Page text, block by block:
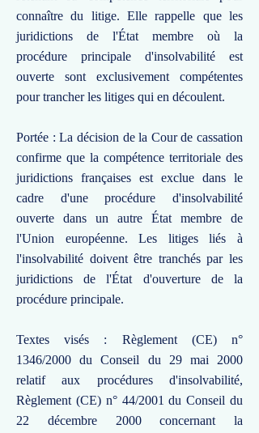
connaître du litige. Elle rappelle que les
juridictions de l'État membre où la
procédure principale d'insolvabilité est
ouverte sont exclusivement compétentes
pour trancher les litiges qui en découlent.
Portée : La décision de la Cour de cassation
confirme que la compétence territoriale des
juridictions françaises est exclue dans le
cadre d'une procédure d'insolvabilité
ouverte dans un autre État membre de
l'Union européenne. Les litiges liés à
l'insolvabilité doivent être tranchés par les
juridictions de l'État d'ouverture de la
procédure principale.
Textes visés : Règlement (CE) n°
1346/2000 du Conseil du 29 mai 2000
relatif aux procédures d'insolvabilité,
Règlement (CE) n° 44/2001 du Conseil du
22 décembre 2000 concernant la